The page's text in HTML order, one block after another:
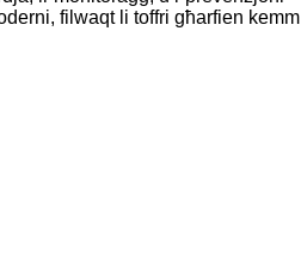
filwaqt li toffri għarfien kemm